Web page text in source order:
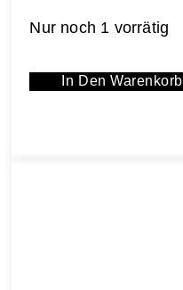
Nur noch 1 vorrätig
In Den Warenkorb